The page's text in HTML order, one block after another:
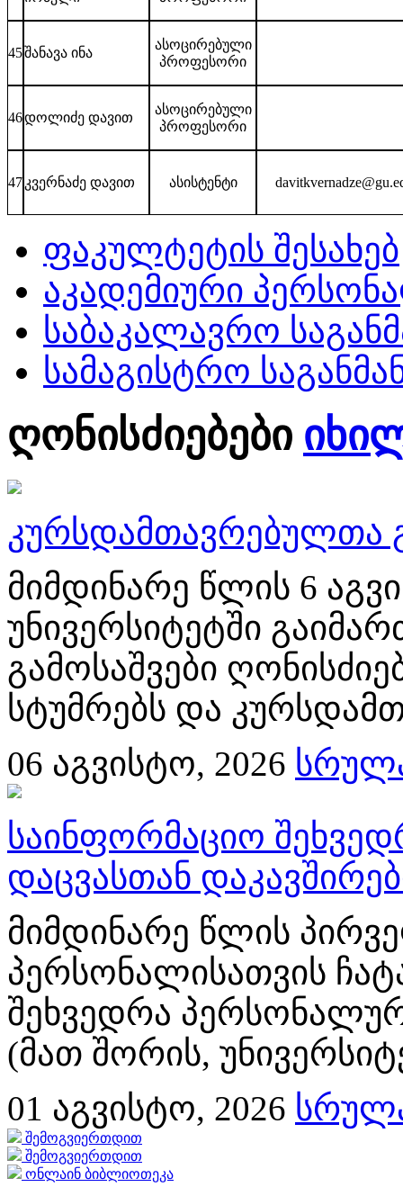
45შანავა ინა
ასოცირებული
პროფესორი
46დოლიძე დავით
ასოცირებული
პროფესორი
47კვერნაძე დავით ასისტენტი
ფაკულტეტის შესახებ
აკადემიური
საბაკალავრო
სამაგისტრო
ღონისძიებები
კურსდამთავრებულთა
მიმდინარე წლის 6
უნივერსიტეტში
გამოსაშვები
სტუმრებს და
06 აგვისტო, 2026
საინფორმაციო
დაცვასთან
მიმდინარე წლის
პერსონალისათვის
შეხვედრა
(მათ შორის,
01 აგვისტო, 2026
შემოგვიერთდით
შემოგვიერთდით
ონლაინ ბიბლიოთეკა